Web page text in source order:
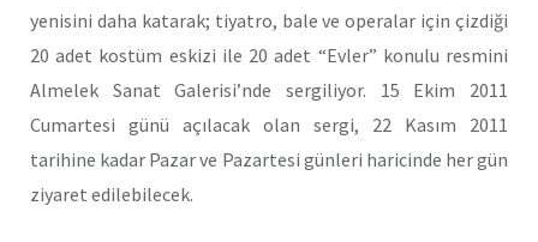
yenisini daha katarak; tiyatro, bale ve operalar için çizdiği
20 adet kostüm eskizi ile 20 adet “Evler” konulu resmini
Almelek Sanat Galerisi’nde sergiliyor. 15 Ekim 2011
Cumartesi günü açılacak olan sergi, 22 Kasım 2011
tarihine kadar Pazar ve Pazartesi günleri haricinde her gün
ziyaret edilebilecek.